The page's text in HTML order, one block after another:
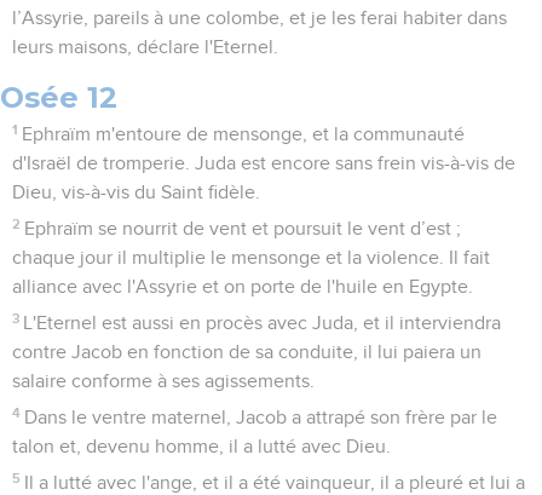
l’Assyrie, pareils à une colombe, et je les ferai habiter dans
leurs maisons, déclare l'Eternel.
Osée 12
1 Ephraïm m'entoure de mensonge, et la communauté
d'Israël de tromperie. Juda est encore sans frein vis-à-vis de
Dieu, vis-à-vis du Saint fidèle.
2 Ephraïm se nourrit de vent et poursuit le vent d’est ;
chaque jour il multiplie le mensonge et la violence. Il fait
alliance avec l'Assyrie et on porte de l'huile en Egypte.
3 L'Eternel est aussi en procès avec Juda, et il interviendra
contre Jacob en fonction de sa conduite, il lui paiera un
salaire conforme à ses agissements.
4 Dans le ventre maternel, Jacob a attrapé son frère par le
talon et, devenu homme, il a lutté avec Dieu.
5 Il a lutté avec l'ange, et il a été vainqueur, il a pleuré et lui a